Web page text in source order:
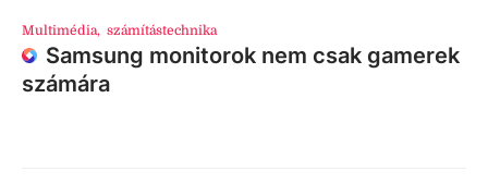
Multimédia, számítástechnika
Samsung monitorok nem csak gamerek
számára